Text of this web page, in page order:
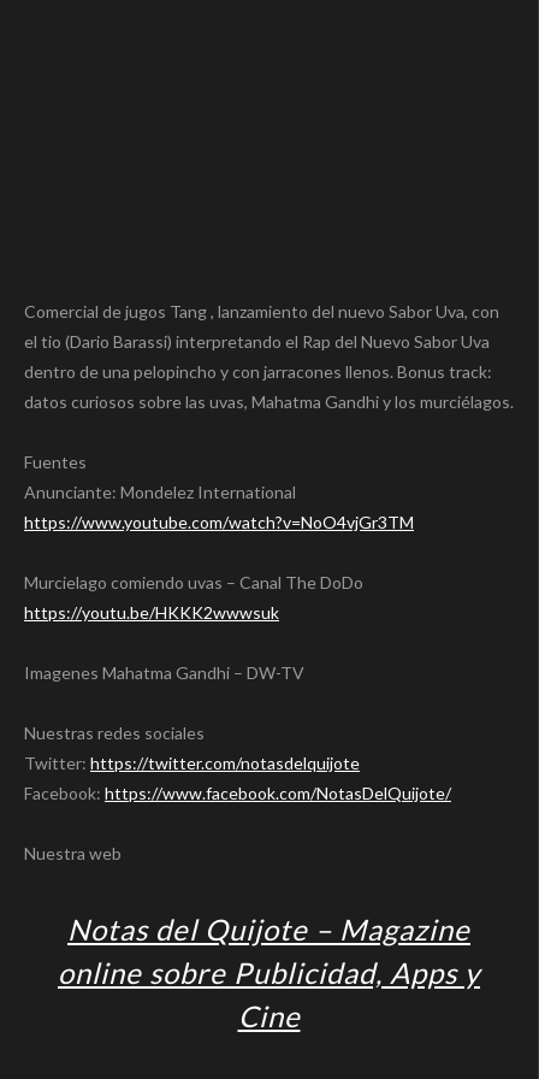
Comercial de jugos Tang , lanzamiento del nuevo Sabor Uva, con
el tio (Dario Barassi) interpretando el Rap del Nuevo Sabor Uva
dentro de una pelopincho y con jarracones llenos. Bonus track:
datos curiosos sobre las uvas, Mahatma Gandhi y los murciélagos.
Fuentes
Anunciante: Mondelez International
https://www.youtube.com/watch?v=NoO4vjGr3TM
Murcielago comiendo uvas – Canal The DoDo
https://youtu.be/HKKK2wwwsuk
Imagenes Mahatma Gandhi – DW-TV
Nuestras redes sociales
Twitter: https://twitter.com/notasdelquijote
Facebook: https://www.facebook.com/NotasDelQuijote/
Nuestra web
Notas del Quijote – Magazine
online sobre Publicidad, Apps y
Cine